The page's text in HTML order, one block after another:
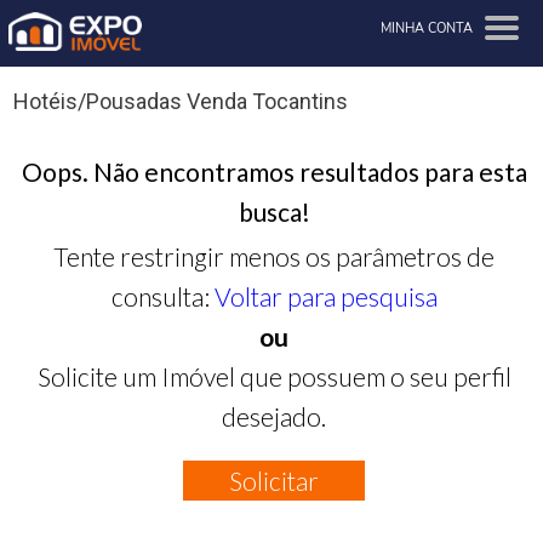
MINHA CONTA
Hotéis/Pousadas Venda Tocantins
Oops. Não encontramos resultados para esta
busca!
Tente restringir menos os parâmetros de
consulta: Voltar para pesquisa
ou
Solicite um Imóvel que possuem o seu perfil
desejado.
Solicitar